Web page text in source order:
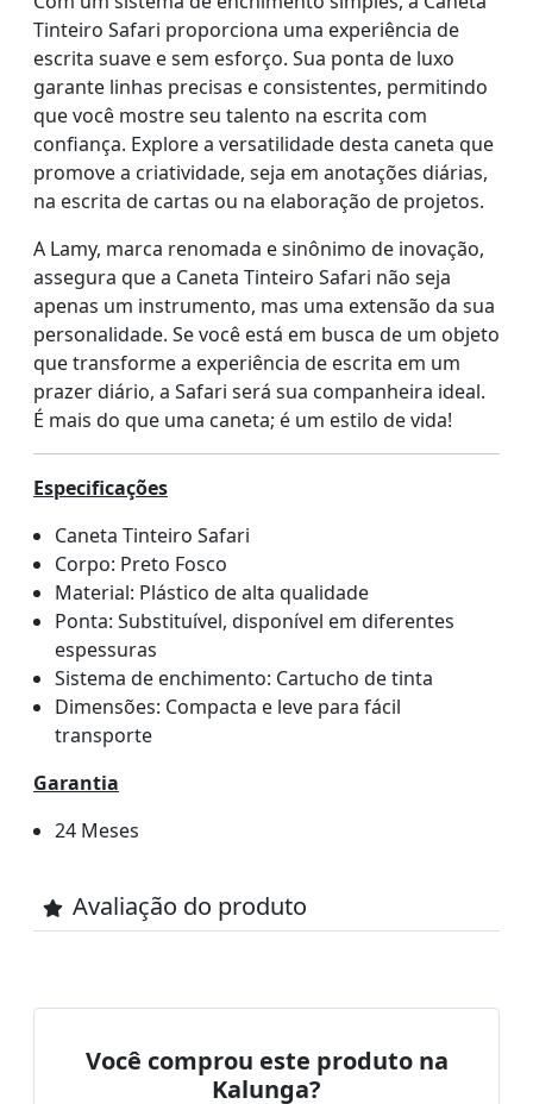
Tinteiro Safari proporciona uma experiência de
escrita suave e sem esforço. Sua ponta de luxo
garante linhas precisas e consistentes, permitindo
que você mostre seu talento na escrita com
confiança. Explore a versatilidade desta caneta que
promove a criatividade, seja em anotações diárias,
na escrita de cartas ou na elaboração de projetos.
A Lamy, marca renomada e sinônimo de inovação,
assegura que a Caneta Tinteiro Safari não seja
apenas um instrumento, mas uma extensão da sua
personalidade. Se você está em busca de um objeto
que transforme a experiência de escrita em um
prazer diário, a Safari será sua companheira ideal.
É mais do que uma caneta; é um estilo de vida!
Especificações
Caneta Tinteiro Safari
Corpo: Preto Fosco
Material: Plástico de alta qualidade
Ponta: Substituível, disponível em diferentes
espessuras
Sistema de enchimento: Cartucho de tinta
Dimensões: Compacta e leve para fácil
transporte
Garantia
24 Meses
Avaliação do produto
Você comprou este produto na
Kalunga?